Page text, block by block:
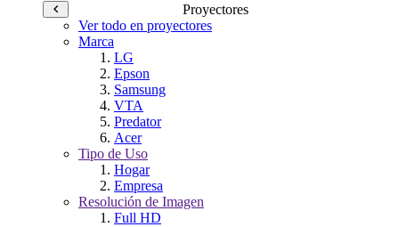
Proyectores
Ver todo en proyectores
Marca
LG
Epson
Samsung
VTA
Predator
Acer
Tipo de Uso
Hogar
Empresa
Resolución de Imagen
Full HD